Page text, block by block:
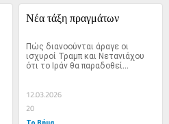
Νέα τάξη πραγμάτων
Πώς διανοούνται άραγε οι
ισχυροί Τραμπ και Νετανιάχου
ότι το Ιράν θα παραδοθεί...
12.03.2026
20